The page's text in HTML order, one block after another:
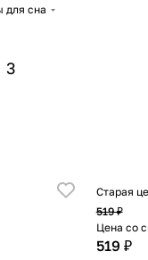
для сна
3
Старая
519 ₽
Цена со
519 ₽